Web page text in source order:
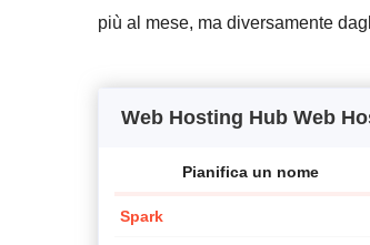
più al mese, ma diversamente
Web Hosting Hub Web
Pianifica un nome
Spark